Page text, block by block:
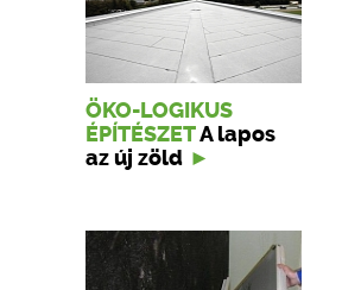
ÖKO-LOGIKUS
ÉPÍTÉSZETA lapos
az új zöld